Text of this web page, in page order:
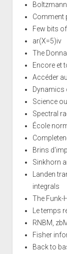
Comment
Few bits
ar(X=5)iv
The
Encore et
Accéder
Dynamics
Science
Spectral
École
Brins
Sinkhorn
Landen
integrals
The Funk-
Le temps
RNBM,
Fisher
Back to